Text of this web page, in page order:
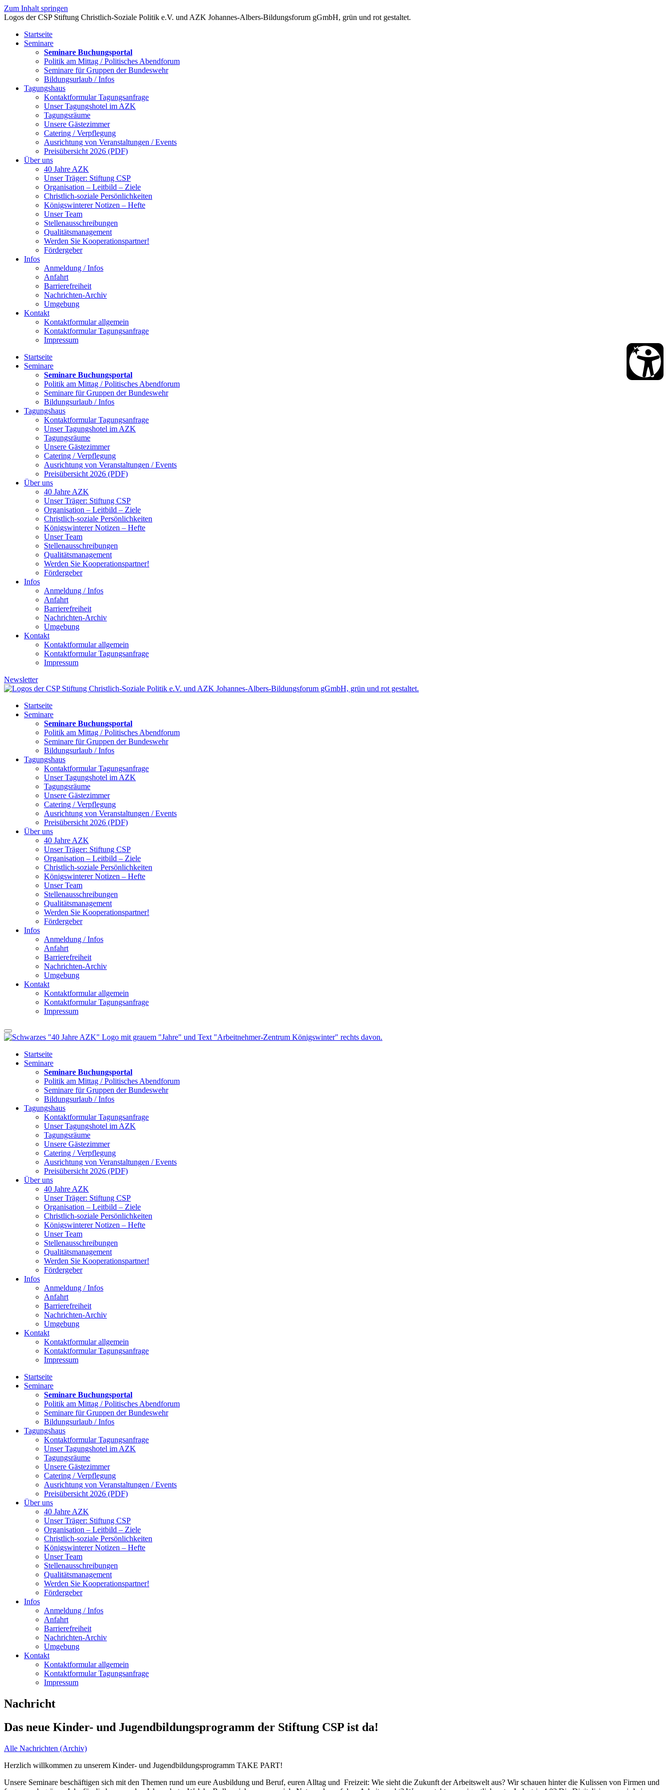
Zum Inhalt springen
Startseite
Seminare
Seminare Buchungsportal
Politik am Mittag / Politisches Abendforum
Seminare für Gruppen der Bundeswehr
Bildungsurlaub / Infos
Tagungshaus
Kontaktformular Tagungsanfrage
Unser Tagungshotel im AZK
Tagungsräume
Unsere Gästezimmer
Catering / Verpflegung
Ausrichtung von Veranstaltungen / Events
Preisübersicht 2026 (PDF)
Über uns
40 Jahre AZK
Unser Träger: Stiftung CSP
Organisation – Leitbild – Ziele
Christlich-soziale Persönlichkeiten
Königswinterer Notizen – Hefte
Unser Team
Stellenausschreibungen
Qualitätsmanagement
Werden Sie Kooperationspartner!
Fördergeber
Infos
Anmeldung / Infos
Anfahrt
Barrierefreiheit
Nachrichten-Archiv
Umgebung
Kontakt
Kontaktformular allgemein
Kontaktformular Tagungsanfrage
Impressum
Startseite
Seminare
Seminare Buchungsportal
Politik am Mittag / Politisches Abendforum
Seminare für Gruppen der Bundeswehr
Bildungsurlaub / Infos
Tagungshaus
Kontaktformular Tagungsanfrage
Unser Tagungshotel im AZK
Tagungsräume
Unsere Gästezimmer
Catering / Verpflegung
Ausrichtung von Veranstaltungen / Events
Preisübersicht 2026 (PDF)
Über uns
40 Jahre AZK
Unser Träger: Stiftung CSP
Organisation – Leitbild – Ziele
Christlich-soziale Persönlichkeiten
Königswinterer Notizen – Hefte
Unser Team
Stellenausschreibungen
Qualitätsmanagement
Werden Sie Kooperationspartner!
Fördergeber
Infos
Anmeldung / Infos
Anfahrt
Barrierefreiheit
Nachrichten-Archiv
Umgebung
Kontakt
Kontaktformular allgemein
Kontaktformular Tagungsanfrage
Impressum
Newsletter
Startseite
Seminare
Seminare Buchungsportal
Politik am Mittag / Politisches Abendforum
Seminare für Gruppen der Bundeswehr
Bildungsurlaub / Infos
Tagungshaus
Kontaktformular Tagungsanfrage
Unser Tagungshotel im AZK
Tagungsräume
Unsere Gästezimmer
Catering / Verpflegung
Ausrichtung von Veranstaltungen / Events
Preisübersicht 2026 (PDF)
Über uns
40 Jahre AZK
Unser Träger: Stiftung CSP
Organisation – Leitbild – Ziele
Christlich-soziale Persönlichkeiten
Königswinterer Notizen – Hefte
Unser Team
Stellenausschreibungen
Qualitätsmanagement
Werden Sie Kooperationspartner!
Fördergeber
Infos
Anmeldung / Infos
Anfahrt
Barrierefreiheit
Nachrichten-Archiv
Umgebung
Kontakt
Kontaktformular allgemein
Kontaktformular Tagungsanfrage
Impressum
Startseite
Seminare
Seminare Buchungsportal
Politik am Mittag / Politisches Abendforum
Seminare für Gruppen der Bundeswehr
Bildungsurlaub / Infos
Tagungshaus
Kontaktformular Tagungsanfrage
Unser Tagungshotel im AZK
Tagungsräume
Unsere Gästezimmer
Catering / Verpflegung
Ausrichtung von Veranstaltungen / Events
Preisübersicht 2026 (PDF)
Über uns
40 Jahre AZK
Unser Träger: Stiftung CSP
Organisation – Leitbild – Ziele
Christlich-soziale Persönlichkeiten
Königswinterer Notizen – Hefte
Unser Team
Stellenausschreibungen
Qualitätsmanagement
Werden Sie Kooperationspartner!
Fördergeber
Infos
Anmeldung / Infos
Anfahrt
Barrierefreiheit
Nachrichten-Archiv
Umgebung
Kontakt
Kontaktformular allgemein
Kontaktformular Tagungsanfrage
Impressum
Startseite
Seminare
Seminare Buchungsportal
Politik am Mittag / Politisches Abendforum
Seminare für Gruppen der Bundeswehr
Bildungsurlaub / Infos
Tagungshaus
Kontaktformular Tagungsanfrage
Unser Tagungshotel im AZK
Tagungsräume
Unsere Gästezimmer
Catering / Verpflegung
Ausrichtung von Veranstaltungen / Events
Preisübersicht 2026 (PDF)
Über uns
40 Jahre AZK
Unser Träger: Stiftung CSP
Organisation – Leitbild – Ziele
Christlich-soziale Persönlichkeiten
Königswinterer Notizen – Hefte
Unser Team
Stellenausschreibungen
Qualitätsmanagement
Werden Sie Kooperationspartner!
Fördergeber
Infos
Anmeldung / Infos
Anfahrt
Barrierefreiheit
Nachrichten-Archiv
Umgebung
Kontakt
Kontaktformular allgemein
Kontaktformular Tagungsanfrage
Impressum
Nachricht
Das neue Kinder- und Jugendbildungsprogramm der Stiftung CSP ist da!
Alle Nachrichten (Archiv)
Herzlich willkommen zu unserem Kinder- und Jugendbildungsprogramm TAKE PART!
Unsere Seminare beschäftigen sich mit den Themen rund um eure Ausbildung und Beruf, euren Alltag und Freizeit: Wie sieht die Zukunft der Arbeitswelt aus? Wir schauen hinter die Kulissen von Firmen und